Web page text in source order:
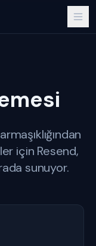
için Resend,
sunuyor.